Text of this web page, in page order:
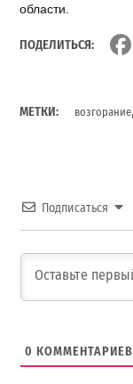
области.
ПОДЕЛИТЬСЯ:
МЕТКИ: возгорание,
Подписаться
0 КОММЕНТАРИЕВ